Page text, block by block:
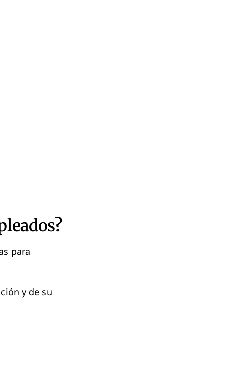
para
y de su